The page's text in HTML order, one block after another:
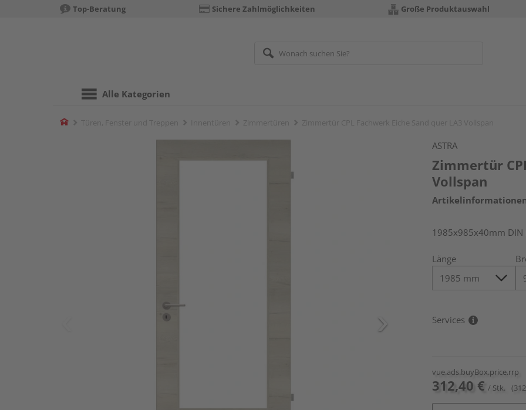
Top-Beratung Sichere Zahlmöglichkeiten Große Produktauswahl
Alle Kategorien
Home
ASTRA
Zimmertür
Vollspan
1985x985x40mm
Länge
Services
vue.ads.buyBox.price.rrp
312,40 € / Stk.